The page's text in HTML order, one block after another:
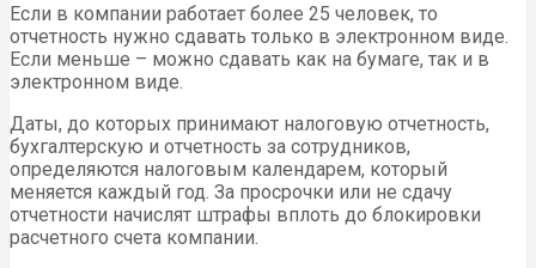
Если в компании работает более 25 человек, то
отчетность нужно сдавать только в электронном виде.
Если меньше – можно сдавать как на бумаге, так и в
электронном виде.
Даты, до которых принимают налоговую отчетность,
бухгалтерскую и отчетность за сотрудников,
определяются налоговым календарем, который
меняется каждый год. За просрочки или не сдачу
отчетности начислят штрафы вплоть до блокировки
расчетного счета компании.